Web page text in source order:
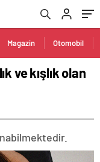
Magazin Otomobil
ve kışlık olan